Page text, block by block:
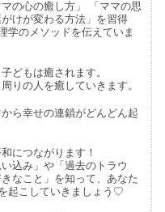
の心の癒し方」 「ママの思
けが変わる方法」を習得
学のメソッドを伝えていま
どもは癒されます。
りの人を癒していきます。
ら幸せの連鎖がどんどん起
につながります！
込み」や「過去のトラウ
なこと」を知って、あなた
起こしていきましょう♡